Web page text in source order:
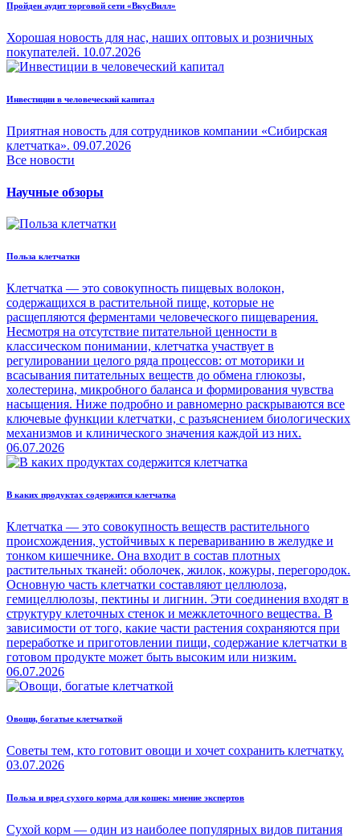
Пройден аудит торговой сети «ВкусВилл»
Хорошая новость для нас, наших оптовых и розничных
покупателей. 10.07.2026
Инвестиции в человеческий капитал
Приятная новость для сотрудников компании «Сибирская
клетчатка». 09.07.2026
Все новости
Научные обзоры
Польза клетчатки
Клетчатка — это совокупность пищевых волокон,
содержащихся в растительной пище, которые не
расщепляются ферментами человеческого пищеварения.
Несмотря на отсутствие питательной ценности в
классическом понимании, клетчатка участвует в
регулировании целого ряда процессов: от моторики и
всасывания питательных веществ до обмена глюкозы,
холестерина, микробного баланса и формирования чувства
насыщения. Ниже подробно и равномерно раскрываются все
ключевые функции клетчатки, с разъяснением биологических
механизмов и клинического значения каждой из них.
06.07.2026
В каких продуктах содержится клетчатка
Клетчатка — это совокупность веществ растительного
происхождения, устойчивых к перевариванию в желудке и
тонком кишечнике. Она входит в состав плотных
растительных тканей: оболочек, жилок, кожуры, перегородок.
Основную часть клетчатки составляют целлюлоза,
гемицеллюлозы, пектины и лигнин. Эти соединения входят в
структуру клеточных стенок и межклеточного вещества. В
зависимости от того, какие части растения сохраняются при
переработке и приготовлении пищи, содержание клетчатки в
готовом продукте может быть высоким или низким.
06.07.2026
Овощи, богатые клетчаткой
Советы тем, кто готовит овощи и хочет сохранить клетчатку.
03.07.2026
Польза и вред сухого корма для кошек: мнение экспертов
Сухой корм — один из наиболее популярных видов питания